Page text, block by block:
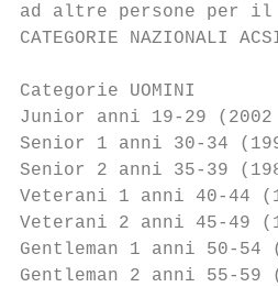
ad altre persone per
CATEGORIE NAZIONALI
Categorie UOMINI
Junior anni 19-29
Senior 1 anni 30-34
Senior 2 anni 35-39
Veterani 1 anni 40-44
Veterani 2 anni 45-49
Gentleman 1 anni 50-54
Gentleman 2 anni 55-59